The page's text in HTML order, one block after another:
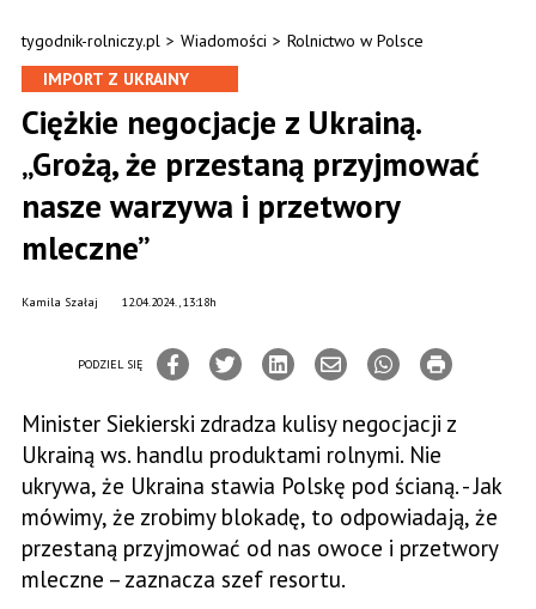
tygodnik-rolniczy.pl > Wiadomości > Rolnictwo w Polsce
IMPORT Z UKRAINY
Ciężkie negocjacje z Ukrainą.
„Grożą, że przestaną przyjmować
nasze warzywa i przetwory
mleczne”
12.04.2024., 13:18h
Kamila Szałaj
PODZIEL SIĘ
Minister Siekierski zdradza kulisy negocjacji z
Ukrainą ws. handlu produktami rolnymi. Nie
ukrywa, że Ukraina stawia Polskę pod ścianą. - Jak
mówimy, że zrobimy blokadę, to odpowiadają, że
przestaną przyjmować od nas owoce i przetwory
mleczne – zaznacza szef resortu.